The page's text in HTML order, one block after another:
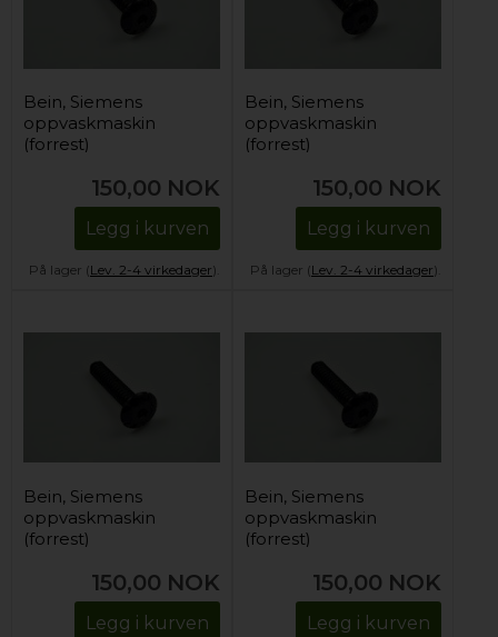
Bein, Siemens
oppvaskmaskin
(forrest)
150,00 NOK
Legg i kurven
På lager (Lev. 2-4 virkedager).
Bein, Siemens
oppvaskmaskin
(forrest)
150,00 NOK
Legg i kurven
På lager (Lev. 2-4 virkedager).
Bein, Siemens
oppvaskmaskin
(forrest)
150,00 NOK
Legg i kurven
Bein, Siemens
oppvaskmaskin
(forrest)
150,00 NOK
Legg i kurven